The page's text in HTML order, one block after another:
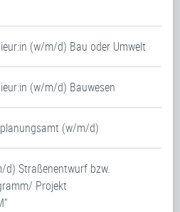
(w/m/d) Bau oder Umwelt
(w/m/d) Bauwesen
(w/m/d)
d) Straßenentwurf bzw.
Projekt